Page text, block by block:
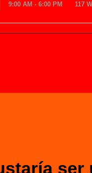
9:00 AM - 6:00 PM 117
ser